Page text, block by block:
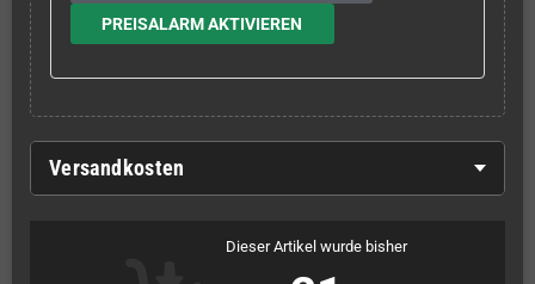
PREISALARM AKTIVIEREN
Versandkosten
Dieser Artikel wurde bisher